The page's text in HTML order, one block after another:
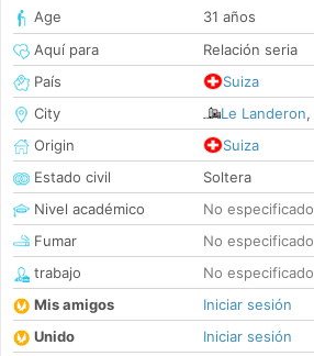
Age
31 años
Aquí para
Relación seria
País
Suiza
City
Le Landeron,
Origin
Suiza
Estado civil
Soltera
Nivel académico
No especificado
Fumar
No especificado
trabajo
No especificado
Mis amigos
Iniciar sesión
Unido
Iniciar sesión